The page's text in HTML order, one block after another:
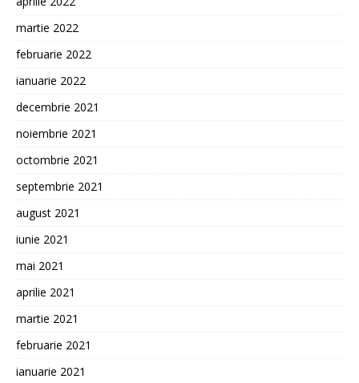
martie 2022
februarie 2022
ianuarie 2022
decembrie 2021
noiembrie 2021
octombrie 2021
septembrie 2021
august 2021
iunie 2021
mai 2021
aprilie 2021
martie 2021
februarie 2021
ianuarie 2021